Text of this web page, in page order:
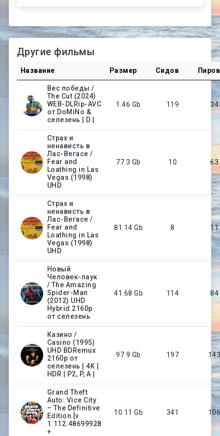
Другие фильмы
Название Размер Сидов Пиров
Вес победы /
The Cut (2024)
WEB-DLRip-AVC
от DoMiNo &
селезень | D |
1.46 Gb 119 34
Страх и
ненависть в
Лас-Вегасе /
Fear and
Loathing in Las
Vegas (1998)
UHD
77.3 Gb 10 63
Страх и
ненависть в
Лас-Вегасе /
Fear and
Loathing in Las
Vegas (1998)
UHD
81.14 Gb 8 11
Новый
Человек-паук
/ The Amazing
Spider-Man
(2012) UHD
Hybrid 2160p
от селезень
41.68 Gb 114 84
Казино /
Casino (1995)
UHD BDRemux
2160p от
селезень | 4K |
HDR | P2, P, A |
97.9 Gb 197
Grand Theft
Auto: Vice City
– The Definitive
Edition [v
1.112.48699928
+
10.11 Gb 341